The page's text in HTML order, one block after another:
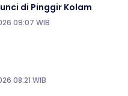
di Pinggir Kolam
09:07 WIB
08:21 WIB